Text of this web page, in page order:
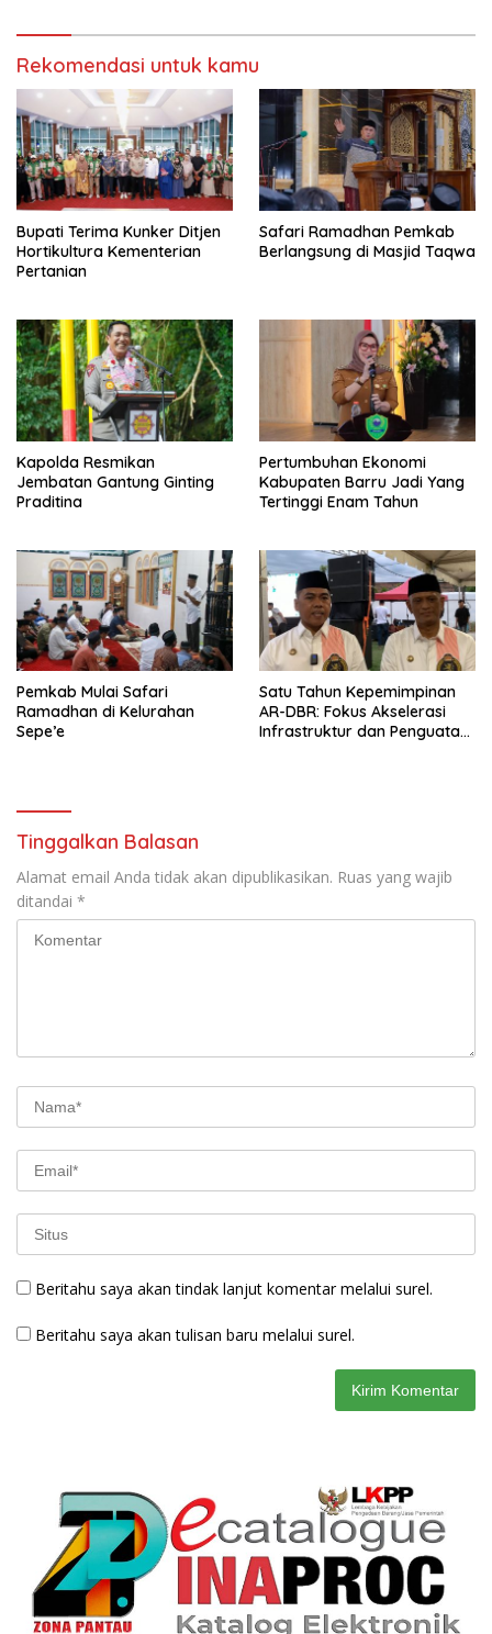
Rekomendasi untuk kamu
Bupati Terima Kunker Ditjen
Hortikultura Kementerian
Pertanian
Safari Ramadhan Pemkab
Berlangsung di Masjid Taqwa
Kapolda Resmikan
Jembatan Gantung Ginting
Praditina
Pertumbuhan Ekonomi
Kabupaten Barru Jadi Yang
Tertinggi Enam Tahun
Pemkab Mulai Safari
Ramadhan di Kelurahan
Sepe’e
Satu Tahun Kepemimpinan
AR-DBR: Fokus Akselerasi
Infrastruktur dan Penguatan
Tinggalkan Balasan
Alamat email Anda tidak akan dipublikasikan. Ruas yang wajib
ditandai *
Beritahu saya akan tindak lanjut komentar melalui surel.
Beritahu saya akan tulisan baru melalui surel.